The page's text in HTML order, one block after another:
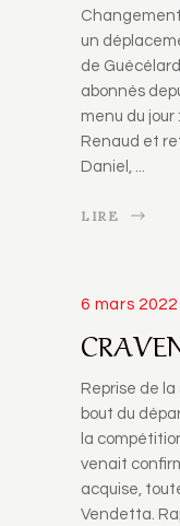
un
de
abonnés
menu du
Renaud et
Daniel,
LIRE
6 mars 2022
Reprise de
bout du
la
venait
acquise,
Vendetta.